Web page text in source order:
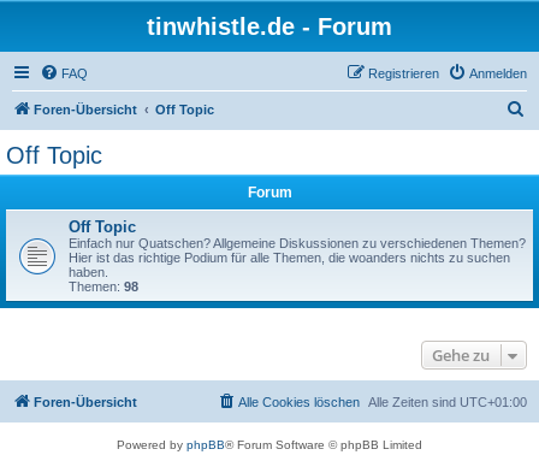
tinwhistle.de - Forum
FAQ Anmelden
Registrieren
Foren-Übersicht Off Topic
Off Topic
Forum
Off Topic
Einfach nur Quatschen? Allgemeine Diskussionen zu verschiedenen Themen?
Hier ist das richtige Podium für alle Themen, die woanders nichts zu suchen
haben.
Themen: 98
Gehe zu
Foren-Übersicht Alle Zeiten sind UTC+01:00
Alle Cookies löschen
Powered by phpBB® Forum Software © phpBB Limited